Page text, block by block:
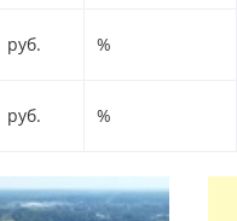
руб. %
руб. %